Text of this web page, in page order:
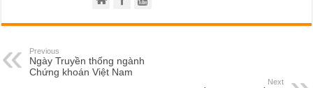
Previous
Ngày Truyền thống ngành
Chứng khoán Việt Nam
Next